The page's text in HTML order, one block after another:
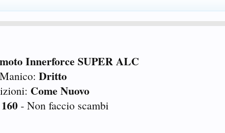
Innerforce SUPER ALC
Manico: Dritto
Come Nuovo
- Non faccio scambi